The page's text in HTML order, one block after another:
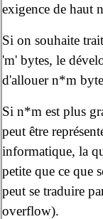
exigence de haut
Si on souhaite
'm' bytes, le
d'allouer n*m
Si n*m est plus
peut être
informatique, la
petite que ce que
peut se traduire
overflow).